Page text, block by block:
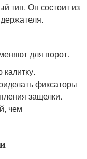
тип. Он состоит из
для ворот.
фиксаторы
защелки.
чем